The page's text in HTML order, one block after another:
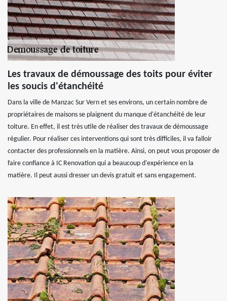
Les travaux de démoussage des toits pour éviter
les soucis d'étanchéité
Dans la ville de Manzac Sur Vern et ses environs, un certain nombre de
propriétaires de maisons se plaignent du manque d'étanchéité de leur
toiture. En effet, il est très utile de réaliser des travaux de démoussage
régulier. Pour réaliser ces interventions qui sont très difficiles, il va falloir
contacter des professionnels en la matière. Ainsi, on peut vous proposer de
faire confiance à IC Renovation qui a beaucoup d'expérience en la
matière. Il peut aussi dresser un devis gratuit et sans engagement.